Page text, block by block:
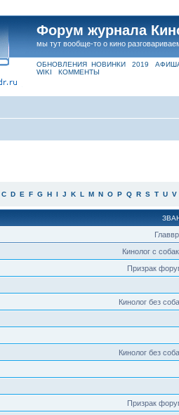
Форум журнала
мы тут вообще-то о кино
ОБНОВЛЕНИЯ НОВИНКИ 2019
WIKI
КОММЕНТЫ
C D E F G H I J K L M N O P Q R S T U V
Кинолог с
Призрак
Кинолог без
Кинолог без
Призрак